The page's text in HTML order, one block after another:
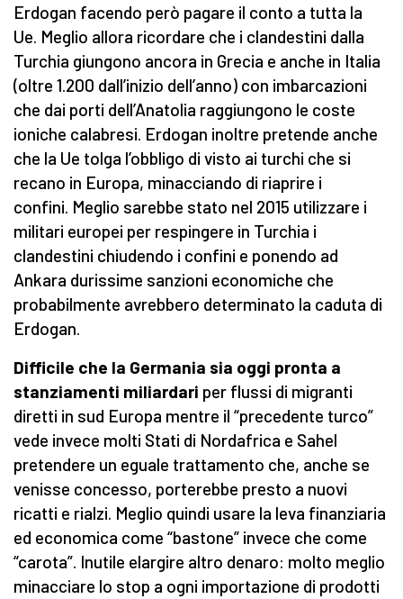
Erdogan facendo però pagare il conto a tutta la
Ue. Meglio allora ricordare che i clandestini dalla
Turchia giungono ancora in Grecia e anche in Italia
(oltre 1.200 dall’inizio dell’anno) con imbarcazioni
che dai porti dell’Anatolia raggiungono le coste
ioniche calabresi. Erdogan inoltre pretende anche
che la Ue tolga l’obbligo di visto ai turchi che si
recano in Europa, minacciando di riaprire i
confini. Meglio sarebbe stato nel 2015 utilizzare i
militari europei per respingere in Turchia i
clandestini chiudendo i confini e ponendo ad
Ankara durissime sanzioni economiche che
probabilmente avrebbero determinato la caduta di
Erdogan.
Difficile che la Germania sia oggi pronta a
stanziamenti miliardari per flussi di migranti
diretti in sud Europa mentre il “precedente turco”
vede invece molti Stati di Nordafrica e Sahel
pretendere un eguale trattamento che, anche se
venisse concesso, porterebbe presto a nuovi
ricatti e rialzi. Meglio quindi usare la leva finanziaria
ed economica come “bastone” invece che come
“carota”. Inutile elargire altro denaro: molto meglio
minacciare lo stop a ogni importazione di prodotti